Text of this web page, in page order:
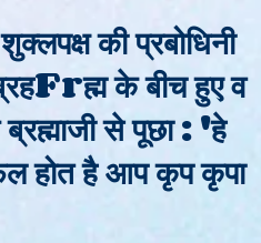
की प्रबोधिनी
के बीच हुए व
से पूछा : 'हे
होत है आप कृप कृपा